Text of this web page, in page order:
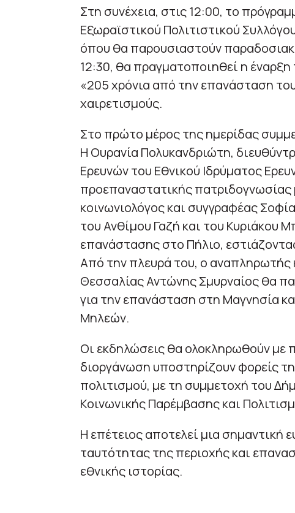
Στη συνέχεια, στις 12:00, το
Εξωραϊστικού Πολιτιστικού
όπου θα παρουσιαστούν
12:30, θα πραγματοποιηθεί η έναρξη
«205 χρόνια από την επανάσταση
χαιρετισμούς.
Στο πρώτο μέρος της ημερίδας
Η Ουρανία Πολυκανδριώτη,
Ερευνών του Εθνικού Ιδρύματος
προεπαναστατικής πατριδογνωσίας
κοινωνιολόγος και συγγραφέας
του Ανθίμου Γαζή και του
επανάστασης στο Πήλιο,
Από την πλευρά του, ο αναπληρωτής
Θεσσαλίας Αντώνης Σμυρναίος θα
για την επανάσταση στη Μαγνησία
Μηλεών.
Οι εκδηλώσεις θα ολοκληρωθούν με
διοργάνωση υποστηρίζουν φορείς
πολιτισμού, με τη συμμετοχή του
Κοινωνικής Παρέμβασης και
Η επέτειος αποτελεί μια σημαντική
ταυτότητας της περιοχής και
εθνικής ιστορίας.